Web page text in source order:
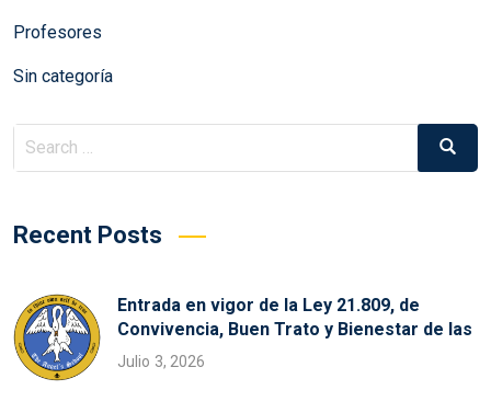
Profesores
Sin categoría
Search
for:
Search
Recent Posts
Entrada en vigor de la Ley 21.809, de
Convivencia, Buen Trato y Bienestar de las
Julio 3, 2026